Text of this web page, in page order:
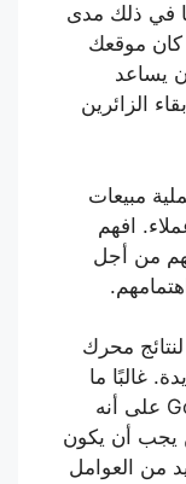
في ذلك مدى
كان موقعك
يساعد
الزائرين
مبيعات
افهم
من أجل
محرك
غالبًا ما
يُنظر إلى الترتيب الأعلى على Google على أنه
يجب أن يكون
من العوامل